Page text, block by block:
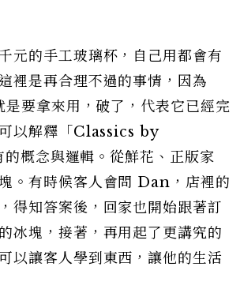
元的手工玻璃杯，自己用都會有
裡是再合理不過的事情，因為
要拿來用，破了，代表它已經完
以解釋「Classics by
概念與邏輯。從鮮花、正版家
。有時候客人會問 Dan，店裡的
得知答案後，回家也開始跟著訂
冰塊，接著，再用起了更講究的
以讓客人學到東西，讓他的生活